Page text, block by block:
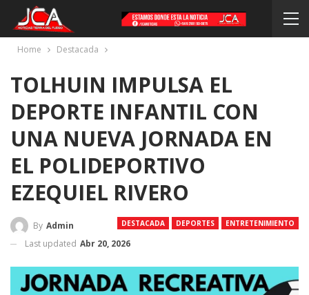
Home Destacada
TOLHUIN IMPULSA EL
DEPORTE INFANTIL CON
UNA NUEVA JORNADA EN
EL POLIDEPORTIVO
EZEQUIEL RIVERO
DESTACADA DEPORTES ENTRETENIMIENTO
By Admin
Last updated Abr 20, 2026